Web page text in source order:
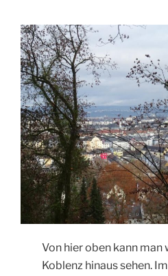
Von hier oben kann
Koblenz hinaus sehen.